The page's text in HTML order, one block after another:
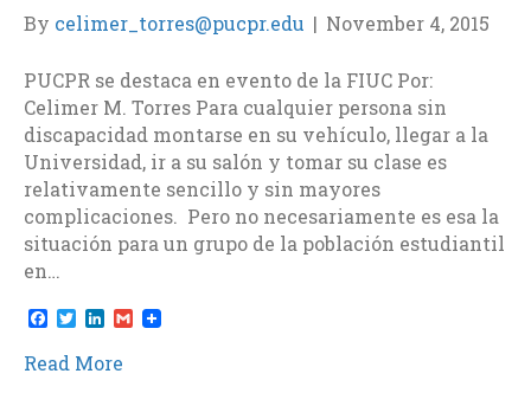
By celimer_torres@pucpr.edu | November 4, 2015
PUCPR se destaca en evento de la FIUC Por:
Celimer M. Torres Para cualquier persona sin
discapacidad montarse en su vehículo, llegar a la
Universidad, ir a su salón y tomar su clase es
relativamente sencillo y sin mayores
complicaciones. Pero no necesariamente es esa la
situación para un grupo de la población estudiantil
en…
F
a
c
e
T
w
i
t
L
n
k
G
m
Read More